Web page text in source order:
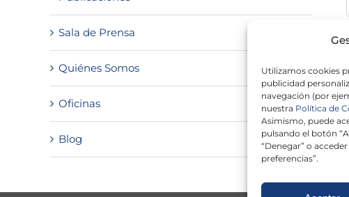
Utilizamos cookies
publicidad
navegación (por
nuestra Política de
Asimismo, puede
pulsando el botón
“Denegar” o
preferencias”.
Sala de Prensa
Quiénes Somos
Oficinas
Blog